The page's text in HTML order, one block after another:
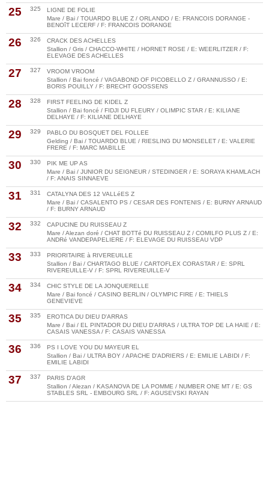
25 325
LIGNE DE FOLIE
Mare / Bai / TOUARDO BLUE Z / ORLANDO / E: FRANCOIS DORANGE -
BENOîT LECERF / F: FRANCOIS DORANGE
26 326
CRACK DES ACHELLES
Stallion / Gris / CHACCO-WHITE / HORNET ROSE / E: WEERLITZER / F:
ELEVAGE DES ACHELLES
27 327
VROOM VROOM
Stallion / Bai foncé / VAGABOND OF PICOBELLO Z / GRANNUSSO / E:
BORIS POUILLY / F: BRECHT GOOSSENS
28 328
FIRST FEELING DE KIDEL Z
Stallion / Bai foncé / FIDJI DU FLEURY / OLIMPIC STAR / E: KILIANE
DELHAYE / F: KILIANE DELHAYE
29 329
PABLO DU BOSQUET DEL FOLLEE
Gelding / Bai / TOUARDO BLUE / RIESLING DU MONSELET / E: VALERIE
FRERE / F: MARC MABILLE
30 330
PIK ME UP AS
Mare / Bai / JUNIOR DU SEIGNEUR / STEDINGER / E: SORAYA KHAMLACH
/ F: ANAIS SINNAEVE
31 331
CATALYNA DES 12 VALLéES Z
Mare / Bai / CASALENTO PS / CESAR DES FONTENIS / E: BURNY ARNAUD
/ F: BURNY ARNAUD
32 332
CAPUCINE DU RUISSEAU Z
Mare / Alezan doré / CHAT BOTTé DU RUISSEAU Z / COMILFO PLUS Z / E:
ANDRé VANDEPAPELIERE / F: ELEVAGE DU RUISSEAU VDP
33 333
PRIORITAIRE à RIVEREUILLE
Stallion / Bai / CHARTAGO BLUE / CARTOFLEX CORASTAR / E: SPRL
RIVEREUILLE-V / F: SPRL RIVEREUILLE-V
34 334
CHIC STYLE DE LA JONQUERELLE
Mare / Bai foncé / CASINO BERLIN / OLYMPIC FIRE / E: THIELS
GENEVIEVE
35 335
EROTICA DU DIEU D'ARRAS
Mare / Bai / EL PINTADOR DU DIEU D'ARRAS / ULTRA TOP DE LA HAIE / E:
CASAIS VANESSA / F: CASAIS VANESSA
36 336
PS I LOVE YOU DU MAYEUR EL
Stallion / Bai / ULTRA BOY / APACHE D'ADRIERS / E: EMILIE LABIDI / F:
EMILIE LABIDI
37 337
PARIS D'AGR
Stallion / Alezan / KASANOVA DE LA POMME / NUMBER ONE MT / E: GS
STABLES SRL - EMBOURG SRL / F: AGUSEVSKI RAYAN